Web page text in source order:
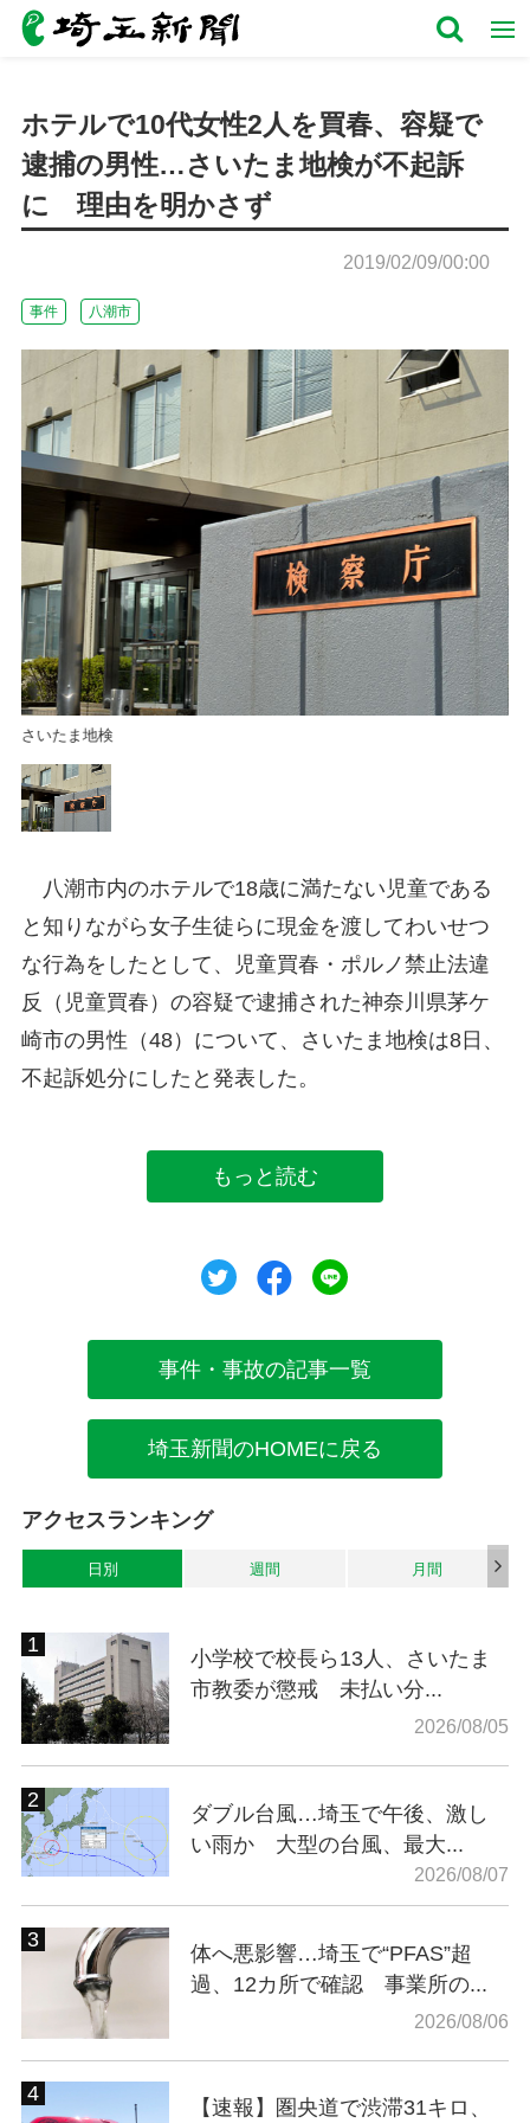
ホテルで10代女性2人を買春、容疑で
逮捕の男性…さいたま地検が不起訴
に 理由を明かさず
2019/02/09/00:00
事件 八潮市
さいたま地検
八潮市内のホテルで18歳に満たない児童である
と知りながら女子生徒らに現金を渡してわいせつ
な行為をしたとして、児童買春・ポルノ禁止法違
反（児童買春）の容疑で逮捕された神奈川県茅ケ
崎市の男性（48）について、さいたま地検は8日、
不起訴処分にしたと発表した。
もっと読む
ツイートシェア
事件・事故の記事一覧
埼玉新聞のHOMEに戻る
アクセスランキング
日別 週間 月間
小学校で校長ら13人、さいたま
市教委が懲戒 未払い分...
2026/08/05
ダブル台風…埼玉で午後、激し
い雨か 大型の台風、最大...
2026/08/07
体へ悪影響…埼玉で“PFAS”超
過、12カ所で確認 事業所の...
2026/08/06
【速報】圏央道で渋滞31キロ、